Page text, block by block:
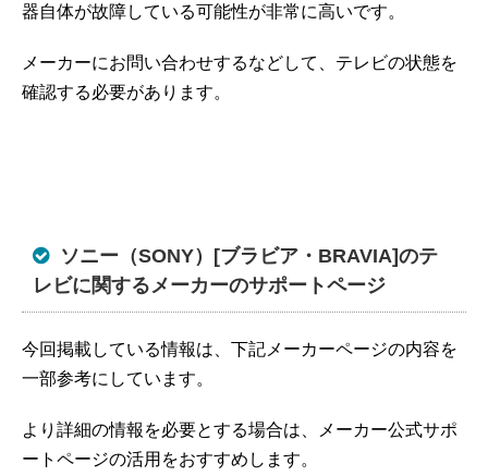
器自体が故障している可能性が非常に高いです。
メーカーにお問い合わせするなどして、テレビの状態を
確認する必要があります。
ソニー（SONY）[ブラビア・BRAVIA]のテ
レビに関するメーカーのサポートページ
今回掲載している情報は、下記メーカーページの内容を
一部参考にしています。
より詳細の情報を必要とする場合は、メーカー公式サポ
ートページの活用をおすすめします。